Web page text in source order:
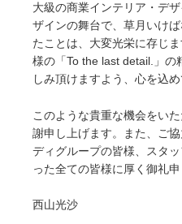
大級の商業インテリア・デ
ザインの舞台で、草月いけ
たことは、大変光栄に存じ
様の「To the last detail.」の
しみ頂けますよう、心を込
このような貴重な機会をい
謝申し上げます。また、ご
ディグループの皆様、スタ
った全ての皆様に厚く御礼申
西山光沙